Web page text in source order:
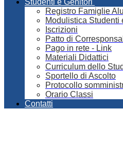
Studenti e Genitori
Registro Famiglie
Modulistica Studenti
Iscrizioni
Patto di
Pago in rete - Link
Materiali Didattici
Curriculum dello
Sportello di Ascolto
Protocollo
Orario Classi
Contatti